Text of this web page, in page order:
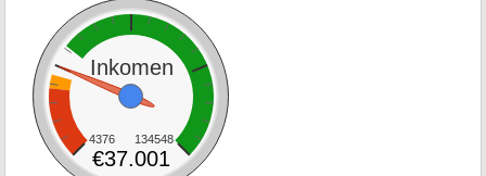
Inkomen
4376 134548
€37.001